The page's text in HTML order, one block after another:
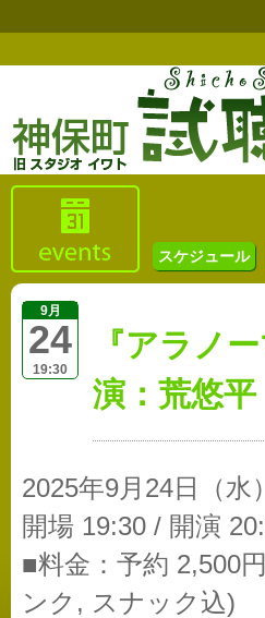
スケジュール
9月
24
19:30
『アラノ
演：荒悠平
2025年9月24日（水）
開場 19:30 / 開演
■料金：予約 2,500
ンク, スナック込)